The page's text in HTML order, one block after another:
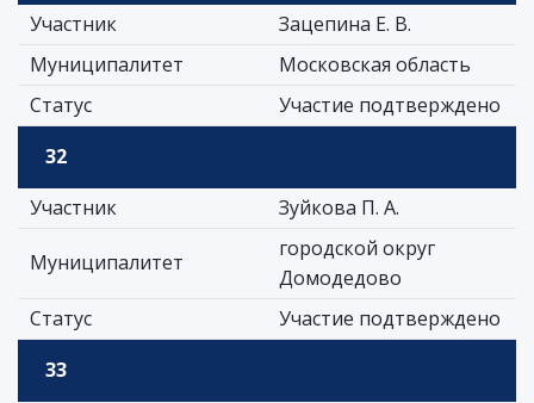
Участник
Зацепина Е. В.
Муниципалитет
Московская область
Статус
Участие подтверждено
32
Участник
Зуйкова П. А.
Муниципалитет
городской округ
Домодедово
Статус
Участие подтверждено
33